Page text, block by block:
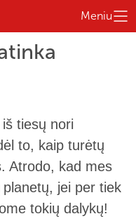
Meniu
tiesų nori
to, kaip turėtų
Atrodo, kad mes
jei per tiek
tokių dalykų!